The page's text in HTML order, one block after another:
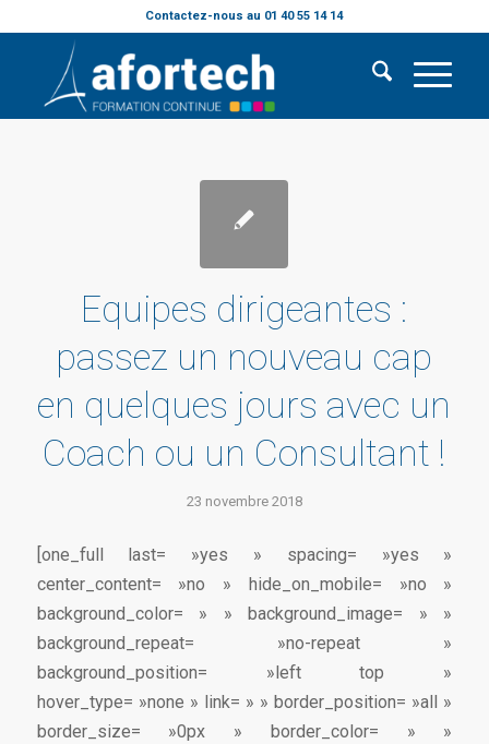
Contactez-nous au 01 40 55 14 14
Equipes dirigeantes :
passez un nouveau cap
en quelques jours avec un
Coach ou un Consultant !
23 novembre 2018
[one_full last= »yes » spacing= »yes »
center_content= »no » hide_on_mobile= »no »
background_color= » » background_image= » »
background_repeat= »no-repeat »
background_position= »left top »
hover_type= »none » link= » » border_position= »all »
border_size= »0px » border_color= » »